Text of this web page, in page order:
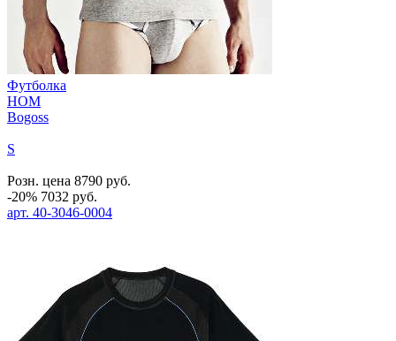
Футболка
HOM
Bogoss
S
Розн. цена 8790 руб.
-20% 7032 руб.
арт. 40-3046-0004